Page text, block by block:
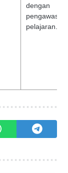
dengan
pengawas
pelajaran.